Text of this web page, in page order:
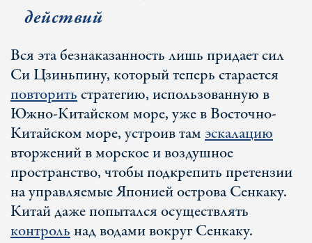
действий
Вся эта безнаказанность лишь придает сил
Си Цзиньпину, который теперь старается
повторитьстратегию, использованную в
Южно-Китайском море, уже в Восточно-
Китайском море, устроив тамэскалацию
вторжений в морское и воздушное
пространство, чтобы подкрепить претензии
на управляемые Японией острова Сенкаку.
Китай даже попытался осуществлять
контрольнад водами вокруг Сенкаку.